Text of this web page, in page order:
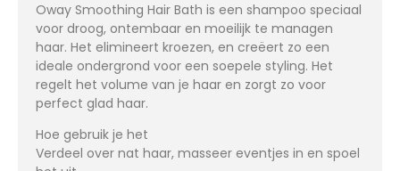
Oway Smoothing Hair Bath is een shampoo speciaal
voor droog, ontembaar en moeilijk te managen
haar. Het elimineert kroezen, en creëert zo een
ideale ondergrond voor een soepele styling. Het
regelt het volume van je haar en zorgt zo voor
perfect glad haar.
Hoe gebruik je het
Verdeel over nat haar, masseer eventjes in en spoel